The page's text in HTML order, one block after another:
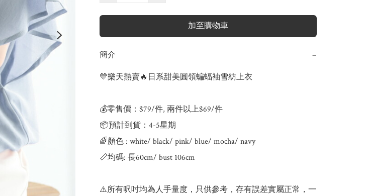
加至購物車
簡介 −
💛樂天熱賣🔥日系甜美圓領蝙蝠袖雪紡上衣
💰零售價：$79/件, 兩件以上$69/件
📦預計到貨：4-5星期
🌈顏色 : white/ black/ pink/ blue/ mocha/ navy
📏均碼: 長60cm/ bust 106cm
⚠️所有呎吋均為人手量度，只供參考，存有誤差實屬正常，一